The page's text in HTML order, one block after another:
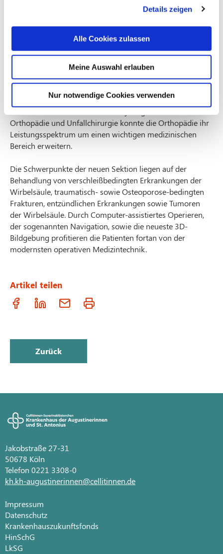
Details zeigen
Alle Cookies zulassen
Meine Auswahl erlauben
Nur notwendige Cookies verwenden
die neue Sektion Wirbelsäulenchirurgie im
Orthopädie und Unfallchirurgie konnte die Orthopädie ihr
Leistungsspektrum um einen wichtigen medizinischen
Bereich erweitern.
Die Schwerpunkte der neuen Sektion liegen auf der
Behandlung von verschleißbedingten Erkrankungen der
Wirbelsäule, traumatisch- sowie Osteoporose-bedingten
Frakturen, entzündlichen Erkrankungen sowie Tumoren
der Wirbelsäule. Durch Computer-assistiertes Operieren,
der sogenannten Navigation, sowie die neueste 3D-
Bildgebung profitieren die Patienten fortan von der
modernsten operativen Medizintechnik.
Artikel teilen
Zurück
Jakobstraße 27-31
50678 Köln
Telefon 0221 3308-0
kh.kh-augustinerinnen@cellitinnen.de
Impressum
Datenschutz
Krankenhauszukunftsfonds
HinSchG
LkSG